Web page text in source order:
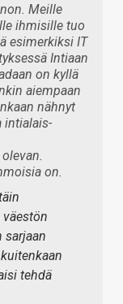
Meille
ihmisille tuo
esimerkiksi IT
Intiaan
on kyllä
aiempaan
nähnyt
intialais-
on.
sarjaan
tehdä